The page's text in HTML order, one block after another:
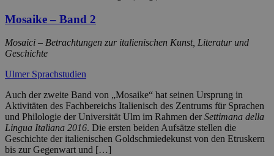
Mosaike – Band 2
Mosaici – Betrachtungen zur italienischen Kunst, Literatur und
Geschichte
Ulmer Sprachstudien
Auch der zweite Band von „Mosaike“ hat seinen Ursprung in
Aktivitäten des Fachbereichs Italienisch des Zentrums für Sprachen
und Philologie der Universität Ulm im Rahmen derSettimana della
Lingua Italiana 2016. Die ersten beiden Aufsätze stellen die
Geschichte der italienischen Goldschmiedekunst von den Etruskern
bis zur Gegenwart und […]